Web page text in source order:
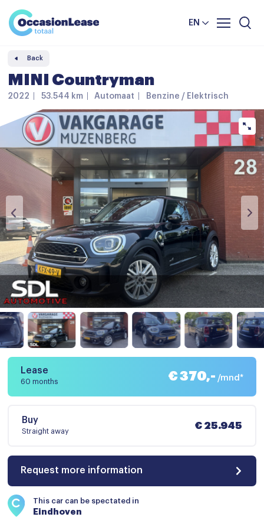
EN
Business
News and tips
Frequently asked questions
Comparator
Back
MINI Countryman
2022 53.544 km Automaat Benzine / Elektrisch
Lease
60 months € 370,- /mnd*
Buy
Straight away
€ 25.945
Request more information
This car can be spectated in
Eindhoven